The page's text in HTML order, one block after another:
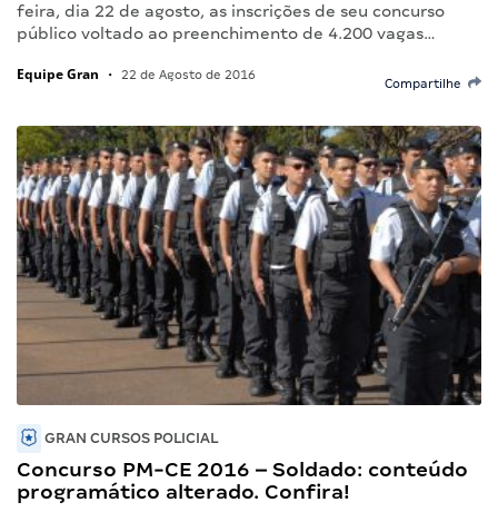
feira, dia 22 de agosto, as inscrições de seu concurso
público voltado ao preenchimento de 4.200 vagas…
Equipe Gran • 22 de Agosto de 2016
Compartilhe
GRAN CURSOS POLICIAL
Concurso PM-CE 2016 – Soldado: conteúdo
programático alterado. Confira!